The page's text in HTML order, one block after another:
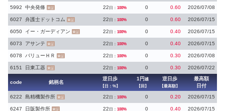
5992 中央発條 東証 22 日： 100% 0 0.60 2026/07/08
6027 弁護士ドットコム 東証 22 日： 100% 0 0.60 2026/07/15
6050 イー・ガーディアン 東証 22 日： 100% 0 0.40 2026/07/15
6073 アサンテ 東証 22 日： 100% 0 0.40 2026/07/15
6078 バリューＨＲ 東証 22 日： 100% 0 0.30 2026/07/08
6151 日東工器 東証 22 日： 100% 0 0.30 2026/07/22
code 銘柄名
逆日歩
【日：%】
1円 越
【回】
逆日歩
【最高額】
最高額
日付
6222
島精機製作所 東証 22 日： 100% 0 0.20 2026/07/15
6247 日阪製作所 東証 22 日： 100% 0 0.40 2026/07/15